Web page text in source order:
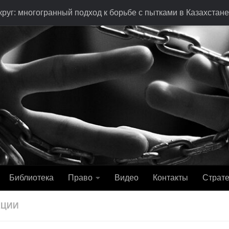
многогранный подход к борьбе с пытками в Казахстане
Библиотека Право Видео Контакты